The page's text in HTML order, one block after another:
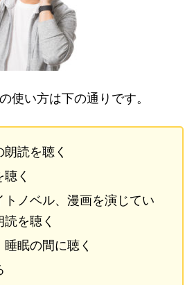
使い方は下の通りです。
読を聴く
く
トノベル、漫画を演じてい
を聴く
眠の間に聴く